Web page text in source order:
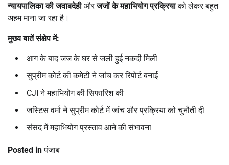
न्यायपालिका की जवाबदेहीऔरजजों के महाभियोग प्रक्रियाको लेकर बहुत
अहम माना जा रहा है।
मुख्य बातें संक्षेप में:
आग के बाद जज के घर से जली हुई नकदी मिली
सुप्रीम कोर्ट की कमेटी ने जांच कर रिपोर्ट बनाई
CJI ने महाभियोग की सिफारिश की
जस्टिस वर्मा ने सुप्रीम कोर्ट में जांच और प्रक्रिया को चुनौती दी
संसद में महाभियोग प्रस्ताव आने की संभावना
Posted inपंजाब